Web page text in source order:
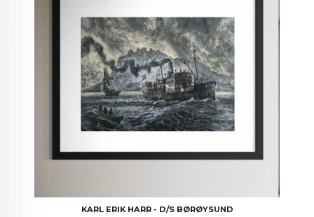
KARL ERIK HARR - D/S BØRØYSUND